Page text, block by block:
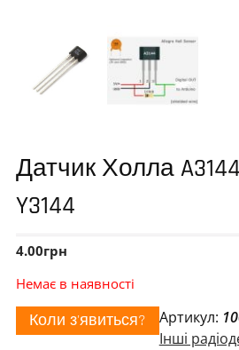
Датчик Холла
Y3144
4.00грн
Немає в наявності
Коли з'явиться? Артикул:
Інші